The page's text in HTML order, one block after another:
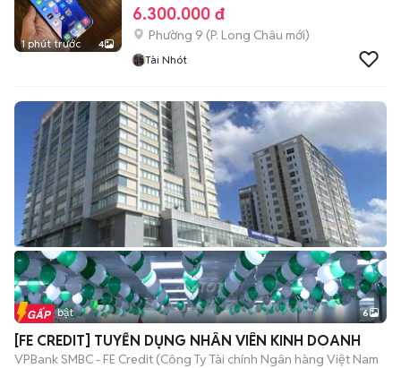
1 phút trước 4
6.300.000 đ
Phường 9 (P. Long Châu mới)
Tài Nhót
+2
Tin nổi bật 6
[FE CREDIT] TUYỂN DỤNG NHÂN VIÊN KINH DOANH
VPBank SMBC - FE Credit (Công Ty Tài chính Ngân hàng Việt Nam